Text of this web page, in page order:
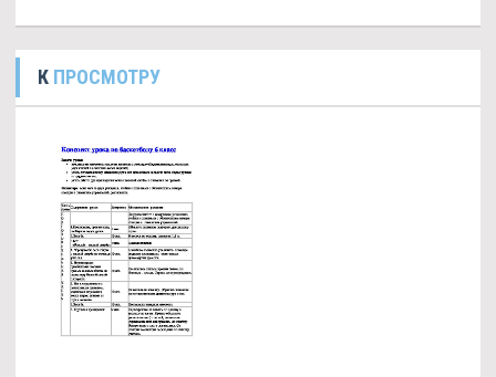
К ПРОСМОТРУ